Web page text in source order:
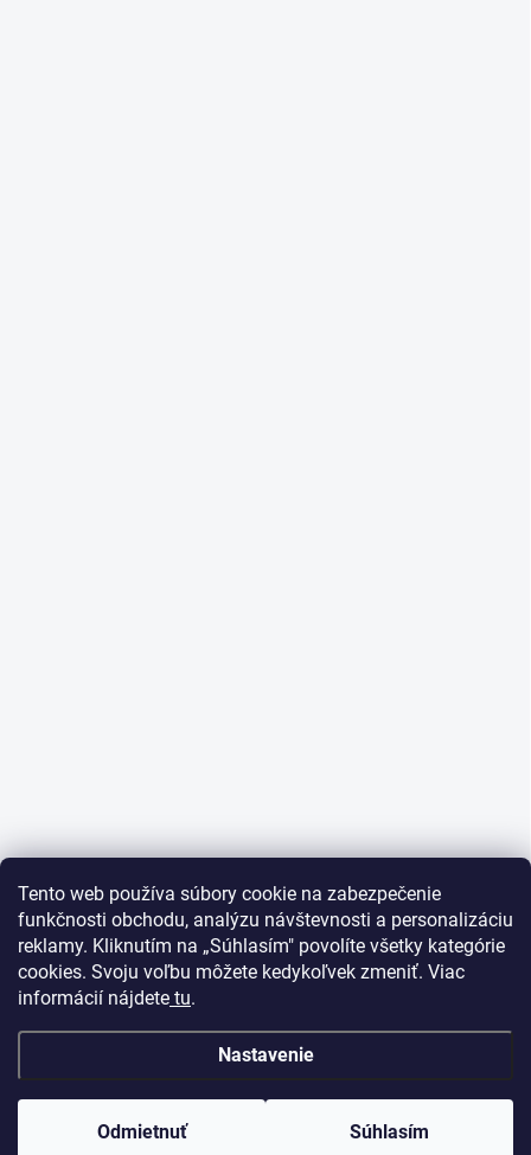
Tento web používa súbory cookie na zabezpečenie
funkčnosti obchodu, analýzu návštevnosti a personalizáciu
reklamy. Kliknutím na „Súhlasím" povolíte všetky kategórie
cookies. Svoju voľbu môžete kedykoľvek zmeniť. Viac
informácií nájdete tu.
Nastavenie
Odmietnuť Súhlasím